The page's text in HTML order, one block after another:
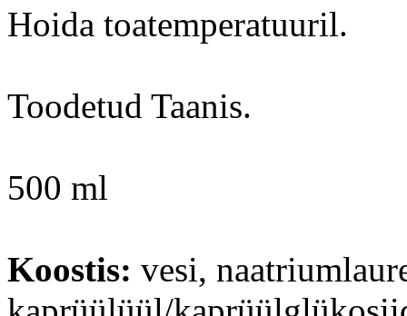
Hoida toatemperatuuril.
Toodetud Taanis.
500 ml
Koostis: vesi,